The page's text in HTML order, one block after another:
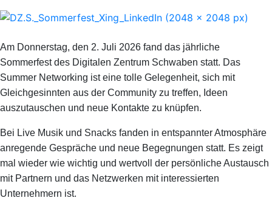
Am Donnerstag, den 2. Juli 2026 fand das jährliche
Sommerfest des Digitalen Zentrum Schwaben statt. Das
Summer Networking ist eine tolle Gelegenheit, sich mit
Gleichgesinnten aus der Community zu treffen, Ideen
auszutauschen und neue Kontakte zu knüpfen.
Bei Live Musik und Snacks fanden in entspannter Atmosphäre
anregende Gespräche und neue Begegnungen statt. Es zeigt
mal wieder wie wichtig und wertvoll der persönliche Austausch
mit Partnern und das Netzwerken mit interessierten
Unternehmern ist.